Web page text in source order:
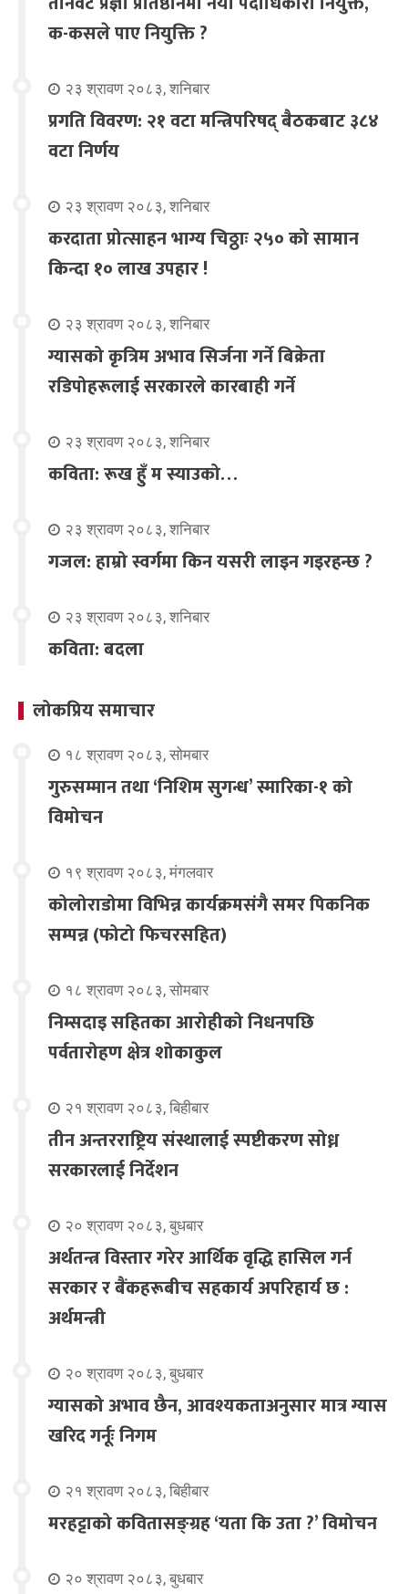
क-कसले पाए नियुक्ति ?
२३ श्रावण २०८३, शनिबार
प्रगति विवरण: २१ वटा मन्त्रिपरिषद् बैठकबाट ३८४
वटा निर्णय
२३ श्रावण २०८३, शनिबार
करदाता प्रोत्साहन भाग्य चिठ्ठाः २५० को सामान
किन्दा १० लाख उपहार !
२३ श्रावण २०८३, शनिबार
ग्यासको कृत्रिम अभाव सिर्जना गर्ने बिक्रेता
रडिपोहरूलाई सरकारले कारबाही गर्ने
२३ श्रावण २०८३, शनिबार
कविता: रूख हुँ म स्याउको…
२३ श्रावण २०८३, शनिबार
गजल: हाम्रो स्वर्गमा किन यसरी लाइन गइरहन्छ ?
२३ श्रावण २०८३, शनिबार
कविता: बदला
लोकप्रिय समाचार
१८ श्रावण २०८३, सोमबार
गुरुसम्मान तथा ‘निशिम सुगन्ध’ स्मारिका-१ को
विमोचन
१९ श्रावण २०८३, मंगलवार
कोलोराडोमा विभिन्न कार्यक्रमसंगै समर पिकनिक
सम्पन्न (फोटो फिचरसहित)
१८ श्रावण २०८३, सोमबार
निम्सदाइ सहितका आरोहीको निधनपछि
पर्वतारोहण क्षेत्र शोकाकुल
२१ श्रावण २०८३, बिहीबार
तीन अन्तरराष्ट्रिय संस्थालाई स्पष्टीकरण सोध्न
सरकारलाई निर्देशन
२० श्रावण २०८३, बुधबार
अर्थतन्त्र विस्तार गरेर आर्थिक वृद्धि हासिल गर्न
सरकार र बैंकहरूबीच सहकार्य अपरिहार्य छ :
अर्थमन्त्री
२० श्रावण २०८३, बुधबार
ग्यासको अभाव छैन, आवश्यकताअनुसार मात्र ग्यास
खरिद गर्नूः निगम
२१ श्रावण २०८३, बिहीबार
मरहट्टाको कवितासङ्ग्रह ‘यता कि उता ?’ विमोचन
२० श्रावण २०८३, बुधबार